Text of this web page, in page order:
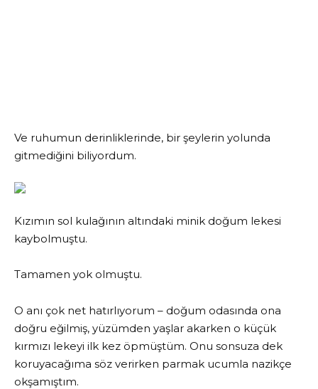
Ve ruhumun derinliklerinde, bir şeylerin yolunda
gitmediğini biliyordum.
Kızımın sol kulağının altındaki minik doğum lekesi
kaybolmuştu.
Tamamen yok olmuştu.
O anı çok net hatırlıyorum – doğum odasında ona
doğru eğilmiş, yüzümden yaşlar akarken o küçük
kırmızı lekeyi ilk kez öpmüştüm. Onu sonsuza dek
koruyacağıma söz verirken parmak ucumla nazikçe
okşamıştım.